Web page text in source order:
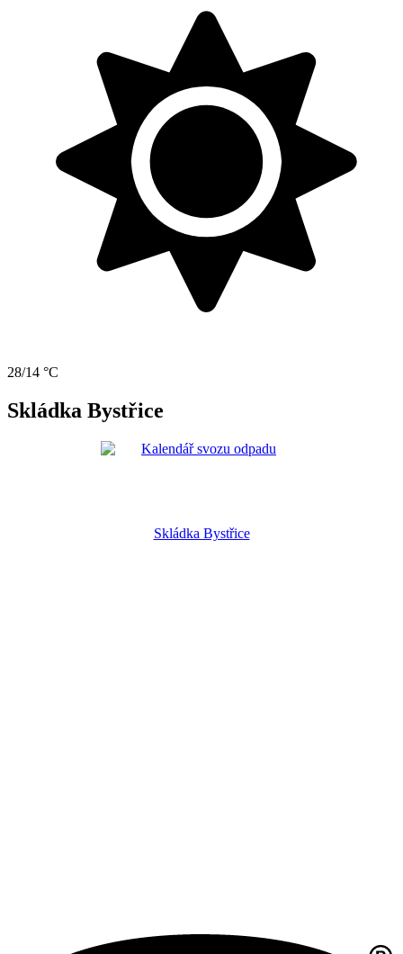
28/14 °C
Skládka Bystřice
Skládka Bystřice